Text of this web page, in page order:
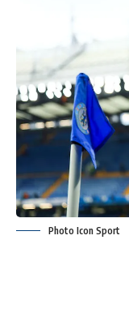
Photo Icon Sport